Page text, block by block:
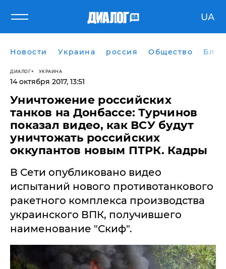
UA
Новости Украина россия Общество
ДИАЛОГ УКРАИНА
14 октября 2017, 13:51
Уничтожение российских
танков на Донбассе: Турчинов
показал видео, как ВСУ будут
уничтожать российских
оккупантов новым ПТРК. Кадры
​В Сети опубликовано видео
испытаний нового противотанкового
ракетного комплекса производства
украинского ВПК, получившего
наименование "Скиф".